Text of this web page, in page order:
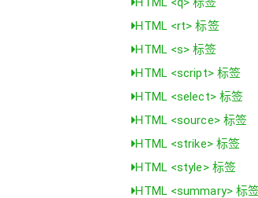
HTML <rt> 标签
HTML <s> 标签
HTML <script> 标签
HTML <select> 标签
HTML <source> 标签
HTML <strike> 标签
HTML <style> 标签
HTML <summary> 标